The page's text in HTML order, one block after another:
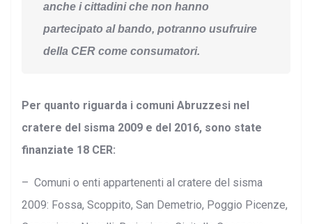
anche i cittadini che non hanno
partecipato al bando, potranno usufruire
della CER come consumatori.
Per quanto riguarda i comuni Abruzzesi nel
cratere del sisma 2009 e del 2016, sono state
finanziate 18 CER:
– Comuni o enti appartenenti al cratere del sisma
2009: Fossa, Scoppito, San Demetrio, Poggio Picenze,